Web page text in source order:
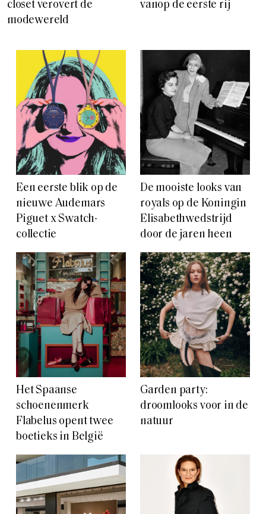
closet verovert de
modewereld
vanop de eerste rij
Een eerste blik op de
nieuwe Audemars
Piguet x Swatch-
collectie
De mooiste looks van
royals op de Koningin
Elisabethwedstrijd
door de jaren heen
Het Spaanse
schoenenmerk
Flabelus opent twee
boetieks in België
Garden party:
droomlooks voor in de
natuur